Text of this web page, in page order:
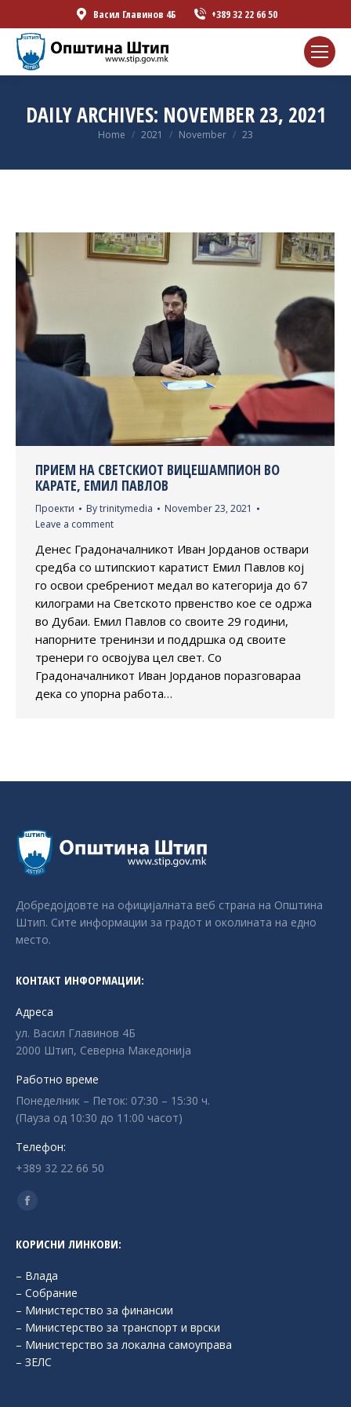
Васил Главинов 4Б +389 32 22 66 50
DAILY ARCHIVES: NOVEMBER 23, 2021
You are here:
Home 2021 November 23
ПРИЕМ НА СВЕТСКИОТ ВИЦЕШАМПИОН ВО
КАРАТЕ, ЕМИЛ ПАВЛОВ
Проекти Bytrinitymedia
November 23, 2021
Leave a comment
Денес Градоначалникот Иван Јорданов оствари
средба со штипскиот каратист Емил Павлов кој
го освои сребрениот медал во категорија до 67
килограми на Светското првенство кое се одржа
во Дубаи. Емил Павлов со своите 29 години,
напорните тренинзи и поддршка од своите
тренери го освојува цел свет. Со
Градоначалникот Иван Јорданов поразговараа
дека со упорна работа…
Добредојдовте на официјалната веб страна на Општина
Штип. Сите информации за градот и околината на едно
место.
КОНТАКТ ИНФОРМАЦИИ:
Адреса
ул. Васил Главинов 4Б
2000 Штип, Северна Македонија
Работно време
Понеделник – Петок: 07:30 – 15:30 ч.
(Пауза од 10:30 до 11:00 часот)
Телефон:
+389 32 22 66 50
Find us on:
Facebook
opens
in
new
window
КОРИСНИ ЛИНКОВИ:
– Влада
– Собрание
– Министерство за финансии
– Министерство за транспорт и врски
– Министерство за локална самоуправа
– ЗЕЛС